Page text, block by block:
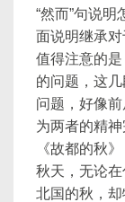
“然而”句说
面说明继承对
值得注意的
的问题，这
问题，好像
为两者的精神
《故都的秋》
秋天，无论在
北国的秋，